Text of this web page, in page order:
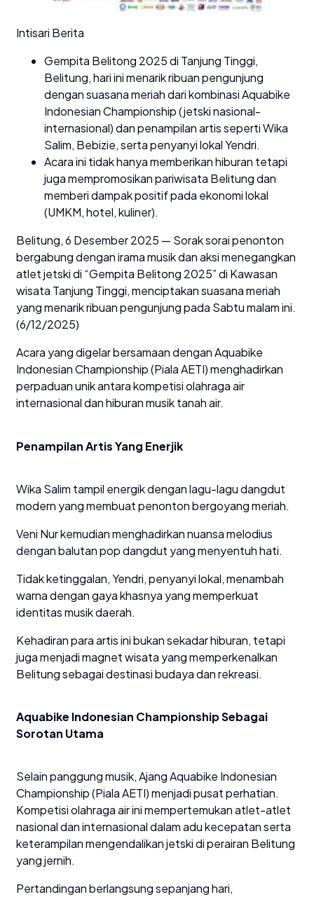
Intisari Berita
Gempita Belitong 2025 di Tanjung Tinggi,
Belitung, hari ini menarik ribuan pengunjung
dengan suasana meriah dari kombinasi Aquabike
Indonesian Championship (jetski nasional-
internasional) dan penampilan artis seperti Wika
Salim, Bebizie, serta penyanyi lokal Yendri.
Acara ini tidak hanya memberikan hiburan tetapi
juga mempromosikan pariwisata Belitung dan
memberi dampak positif pada ekonomi lokal
(UMKM, hotel, kuliner).
Belitung, 6 Desember 2025 — Sorak sorai penonton
bergabung dengan irama musik dan aksi menegangkan
atlet jetski di “Gempita Belitong 2025” di Kawasan
wisata Tanjung Tinggi, menciptakan suasana meriah
yang menarik ribuan pengunjung pada Sabtu malam ini.
(6/12/2025)
Acara yang digelar bersamaan dengan Aquabike
Indonesian Championship (Piala AETI) menghadirkan
perpaduan unik antara kompetisi olahraga air
internasional dan hiburan musik tanah air.
Penampilan Artis Yang Enerjik
Wika Salim tampil energik dengan lagu-lagu dangdut
modern yang membuat penonton bergoyang meriah.
Veni Nur kemudian menghadirkan nuansa melodius
dengan balutan pop dangdut yang menyentuh hati.
Tidak ketinggalan, Yendri, penyanyi lokal, menambah
warna dengan gaya khasnya yang memperkuat
identitas musik daerah.
Kehadiran para artis ini bukan sekadar hiburan, tetapi
juga menjadi magnet wisata yang memperkenalkan
Belitung sebagai destinasi budaya dan rekreasi.
Aquabike Indonesian Championship Sebagai
Sorotan Utama
Selain panggung musik, Ajang Aquabike Indonesian
Championship (Piala AETI) menjadi pusat perhatian.
Kompetisi olahraga air ini mempertemukan atlet-atlet
nasional dan internasional dalam adu kecepatan serta
keterampilan mengendalikan jetski di perairan Belitung
yang jernih.
Pertandingan berlangsung sepanjang hari,